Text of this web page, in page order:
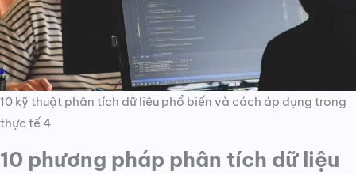
10 kỹ thuật phân tích dữ liệu phổ biến và cách áp dụng trong
thực tế 4
10 phương pháp phân tích dữ liệu